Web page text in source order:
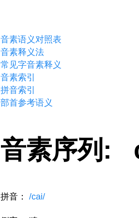
音素语义对照表
音素释义法
常见字音素释义
音素索引
拼音索引
部首参考语义
音素序列:
拼音： /cai/